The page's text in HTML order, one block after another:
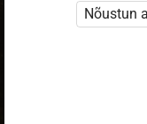
Opiq
Nõustun